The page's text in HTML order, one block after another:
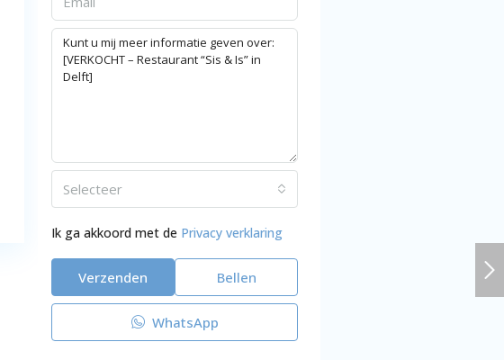
Selecteer
Ik ga akkoord met de Privacy verklaring
Verzenden Bellen
WhatsApp